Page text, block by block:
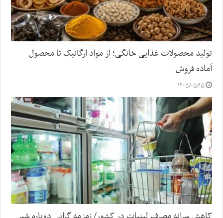
تولید محصولات غذایی خانگی؛ از مواد ارگانیک تا محصول
آماده فروش
۱۴۰۵/۰۵/۱۵